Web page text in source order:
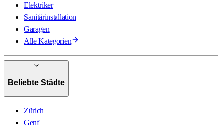
Elektriker
Sanitärinstallation
Garagen
Alle Kategorien
Beliebte Städte
Zürich
Genf